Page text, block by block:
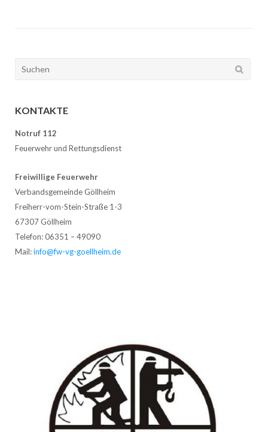
Suchen
KONTAKTE
Notruf 112
Feuerwehr und Rettungsdienst
Freiwillige Feuerwehr
Verbandsgemeinde Göllheim
Freiherr-vom-Stein-Straße 1-3
67307 Göllheim
Telefon: 06351 – 49090
Mail:info@fw-vg-goellheim.de